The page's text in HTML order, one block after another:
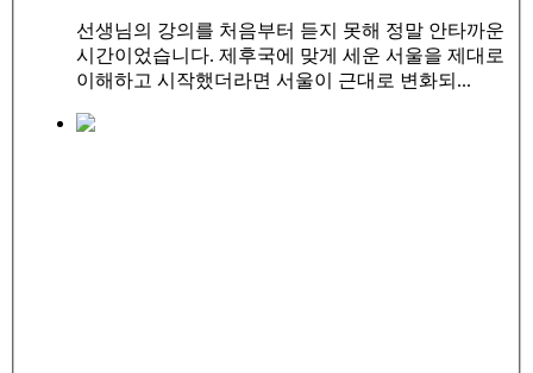
선생님의 강의를 처음부터 듣지 못해 정말 안타까운
시간이었습니다. 제후국에 맞게 세운 서울을 제대로
이해하고 시작했더라면 서울이 근대로 변화되...